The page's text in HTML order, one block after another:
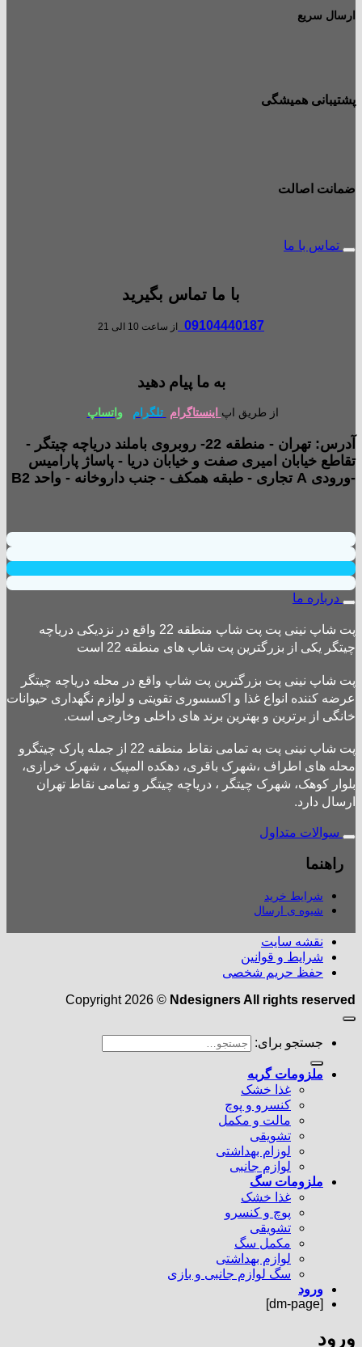
ارسال سریع
پشتیبانی همیشگی
ضمانت اصالت
تماس با ما
با ما تماس بگیرید
09104440187 از ساعت 10 الی 21
به ما پیام دهید
از طریق اپ اینستاگرام تلگرام واتساپ
آدرس: تهران - منطقه 22- روبروی باملند دریاچه چیتگر -
تقاطع خیابان امیری صفت و خیابان دریا - پاساژ پارامیس
-ورودی A تجاری - طبقه همکف - جنب داروخانه - واحد B2
درباره ما
پت شاپ نینی پت پت شاپ منطقه 22 واقع در نزدیکی دریاچه
چیتگر یکی از بزرگترین پت شاپ های منطقه 22 است
پت شاپ نینی پت بزرگترین پت شاپ واقع در محله دریاچه چیتگر
عرضه کننده انواع غذا و اکسسوری تقویتی و لوازم نگهداری حیوانات
خانگی از برترین و بهترین برند های داخلی وخارجی است.
پت شاپ نینی پت به تمامی نقاط منطقه 22 از جمله پارک چیتگرو
محله های اطراف ،شهرک باقری، دهکده المپیک ، شهرک خرازی،
بلوار کوهک، شهرک چیتگر ، دریاچه چیتگر و تمامی نقاط تهران
ارسال دارد.
سوالات متداول
راهنما
شرایط خرید
شیوه ی ارسال
نقشه سایت
شرایط و قوانین
حفظ حریم شخصی
Copyright 2026 © Ndesigners All rights reserved
جستجو برای:
ملزومات گربه
غذا خشک
کنسرو و پوچ
مالت و مکمل
تشویقی
لوزام بهداشتی
لوازم جانبی
ملزومات سگ
غذا خشک
پوچ و کنسرو
تشویقی
مکمل سگ
لوازم بهداشتی
سگ لوازم جانبی و بازی
ورود
[dm-page]
ورود